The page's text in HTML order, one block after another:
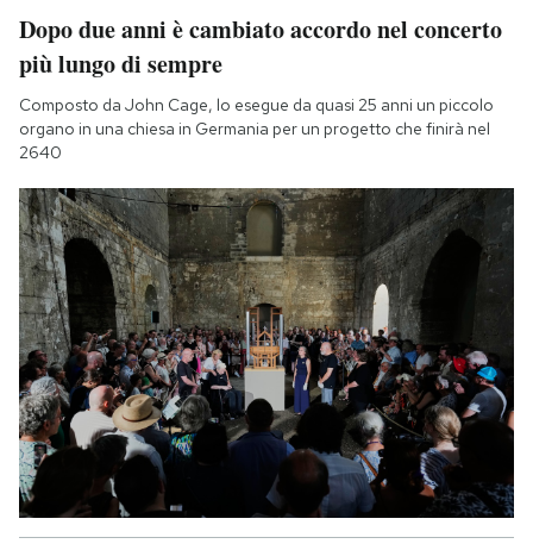
Dopo due anni è cambiato accordo nel concerto
più lungo di sempre
Composto da John Cage, lo esegue da quasi 25 anni un piccolo
organo in una chiesa in Germania per un progetto che finirà nel
2640